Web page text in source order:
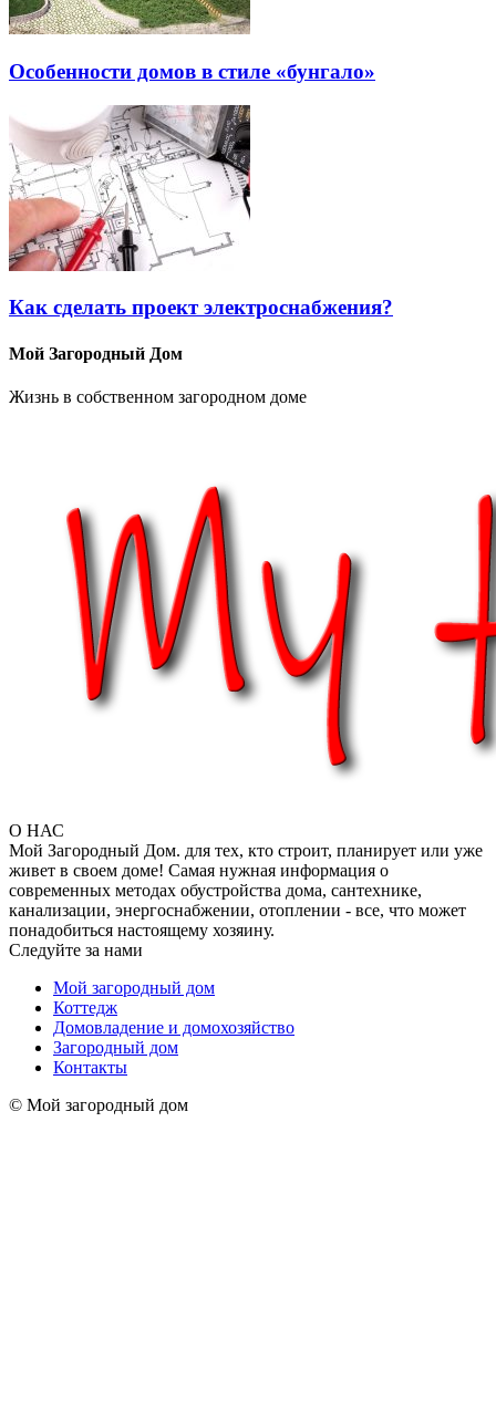
Особенности домов в стиле «бунгало»
Как сделать проект электроснабжения?
Мой Загородный Дом
Жизнь в собственном загородном доме
О НАС
Мой Загородный Дом. для тех, кто строит, планирует или уже
живет в своем доме! Самая нужная информация о
современных методах обустройства дома, сантехнике,
канализации, энергоснабжении, отоплении - все, что может
понадобиться настоящему хозяину.
Следуйте за нами
Мой загородный дом
Коттедж
Домовладение и домохозяйство
Загородный дом
Контакты
© Мой загородный дом